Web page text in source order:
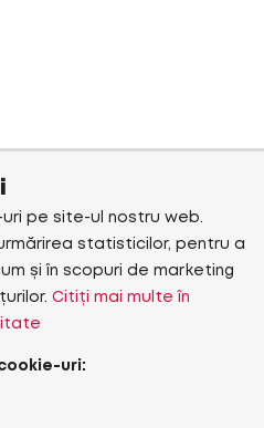
pe site-ul nostru web.
statisticilor, pentru a
și în scopuri de marketing
Citiți mai multe în
uri: